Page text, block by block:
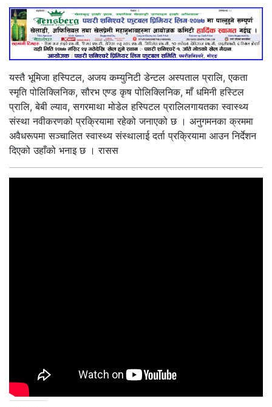
यस्तै भूमिजा हस्पिटल, अजय कम्युनिटी डेन्टल अस्पताल प्रालि, एकता
स्मृति पोलिक्लिनिक, सौरभ एण्ड कृष पोलिक्लिनिक, माँ धमिनी हस्टिल
प्रालि, बेबी ल्याव, सगरमाथा मोडेल हस्पिटल प्रालिलगायतका स्वास्थ्य
संस्था नवीकरणको प्रक्रियामा रहेको जनाएको छ । अनुगमनका क्रममा
अवैधरूपमा सञ्चालित स्वास्थ्य संस्थालाई दर्ता प्रक्रियामा आउन निर्देशन
दिएको उहाँको भनाइ छ । रासस